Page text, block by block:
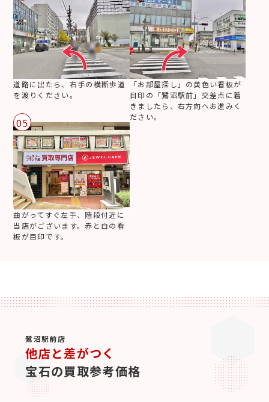
道路に出たら、右手の横断歩道
を渡りください。
「お部屋探し」の黄色い看板が
目印の「鷺沼駅前」交差点に着
きましたら、右方向へお進みく
ださい。
05
曲がってすぐ左手、階段付近に
当店がございます。赤と白の看
板が目印です。
鷺沼駅前店
他店と差がつく
宝石の買取参考価格